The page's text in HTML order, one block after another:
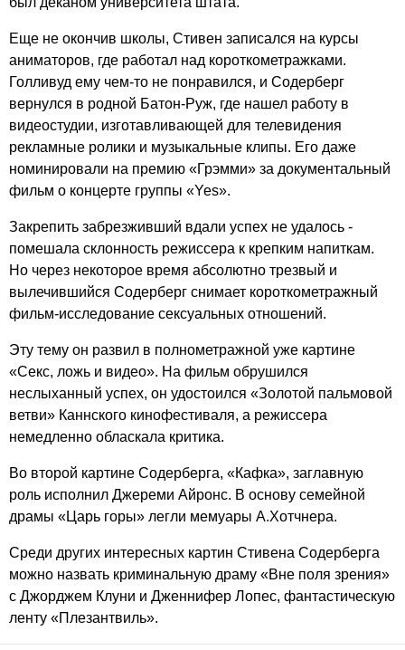
Еще не окончив школы, Стивен записался на курсы
аниматоров, где работал над короткометражками.
Голливуд ему чем-то не понравился, и Содерберг
вернулся в родной Батон-Руж, где нашел работу в
видеостудии, изготавливающей для телевидения
рекламные ролики и музыкальные клипы. Его даже
номинировали на премию «Грэмми» за документальный
фильм о концерте группы «Yes».
Закрепить забрезживший вдали успех не удалось -
помешала склонность режиссера к крепким напиткам.
Но через некоторое время абсолютно трезвый и
вылечившийся Содерберг снимает короткометражный
фильм-исследование сексуальных отношений.
Эту тему он развил в полнометражной уже картине
«Секс, ложь и видео». На фильм обрушился
неслыханный успех, он удостоился «Золотой пальмовой
ветви» Каннского кинофестиваля, а режиссера
немедленно обласкала критика.
Во второй картине Содерберга, «Кафка», заглавную
роль исполнил Джереми Айронс. В основу семейной
драмы «Царь горы» легли мемуары А.Хотчнера.
Среди других интересных картин Стивена Содерберга
можно назвать криминальную драму «Вне поля зрения»
с Джорджем Клуни и Дженнифер Лопес, фантастическую
ленту «Плезантвиль».